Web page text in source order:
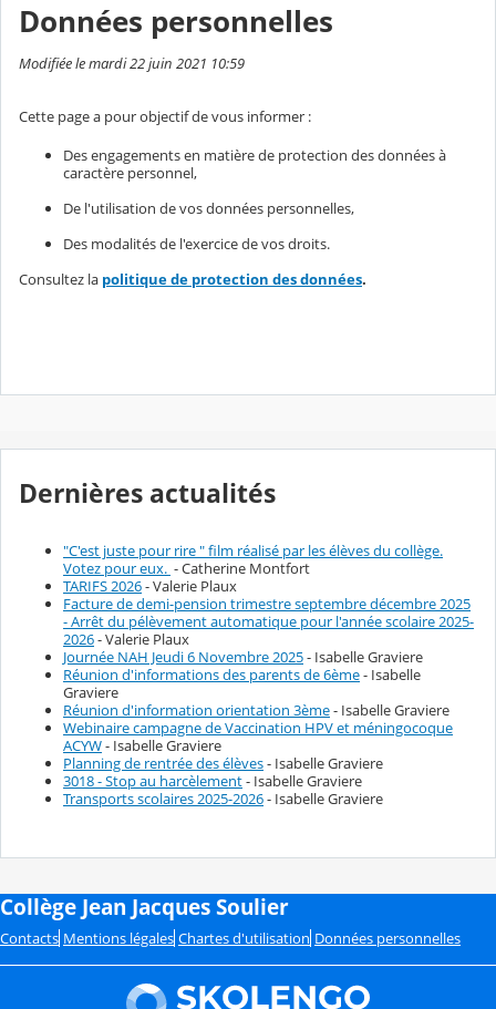
Données personnelles
Modifiée le mardi 22 juin 2021 10:59
Cette page a pour objectif de vous informer :
Des engagements en matière de protection des données à
caractère personnel,
De l'utilisation de vos données personnelles,
Des modalités de l'exercice de vos droits.
Consultez la politique de protection des données.
Dernières actualités
"C'est juste pour rire " film réalisé par les élèves du collège.
Votez pour eux. - Catherine Montfort
TARIFS 2026- Valerie Plaux
Facture de demi-pension trimestre septembre décembre 2025
- Arrêt du pélèvement automatique pour l'année scolaire 2025-
2026- Valerie Plaux
Journée NAH Jeudi 6 Novembre 2025- Isabelle Graviere
Réunion d'informations des parents de 6ème- Isabelle
Graviere
Réunion d'information orientation 3ème- Isabelle Graviere
Webinaire campagne de Vaccination HPV et méningocoque
ACYW- Isabelle Graviere
Planning de rentrée des élèves- Isabelle Graviere
3018 - Stop au harcèlement- Isabelle Graviere
Transports scolaires 2025-2026- Isabelle Graviere
Collège Jean Jacques Soulier
Contacts Mentions légales Chartes d'utilisation Données personnelles